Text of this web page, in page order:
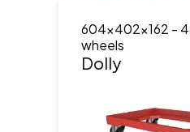
604x402x162 -
wheels
Dolly